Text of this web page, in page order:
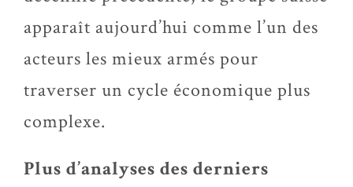
apparaît aujourd’hui comme l’un des
acteurs les mieux armés pour
traverser un cycle économique plus
complexe.
Plus d’analyses des derniers